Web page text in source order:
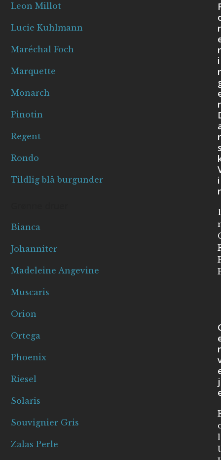
Leon Millot
Lucie Kuhlmann
Maréchal Foch
Marquette
Monarch
Pinotin
Regent
Rondo
Tildlig blå burgunder
Bianca
Johanniter
Madeleine Angevine
Muscaris
Orion
Ortega
Phoenix
Riesel
Solaris
Souvignier Gris
Zalas Perle
r
i
i
j